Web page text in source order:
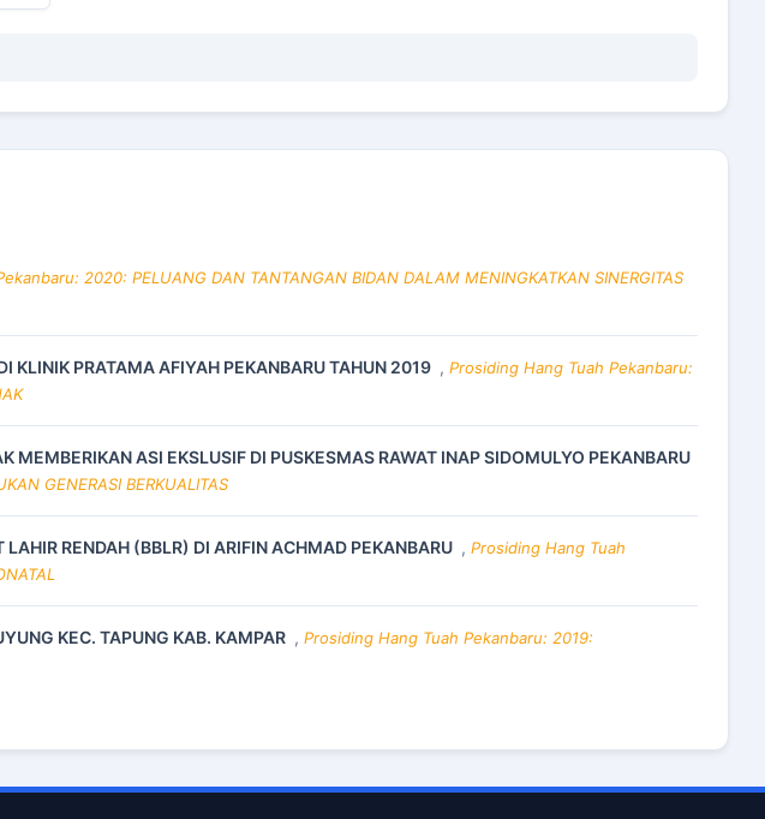
2020: PELUANG DAN TANTANGAN BIDAN DALAM MENINGKATKAN SINERGITAS
KLINIK PRATAMA AFIYAH PEKANBARU TAHUN 2019 , Prosiding Hang Tuah Pekanbaru:
ASI EKSLUSIF DI PUSKESMAS RAWAT INAP SIDOMULYO PEKANBARU
GENERASI BERKUALITAS
RENDAH (BBLR) DI ARIFIN ACHMAD PEKANBARU , Prosiding Hang Tuah
KEC. TAPUNG KAB. KAMPAR , Prosiding Hang Tuah Pekanbaru: 2019: